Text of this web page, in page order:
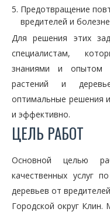
Предотвращение
вредителей и
Для решения этих
специалистам,
знаниями и опытом
растений и
оптимальные решения
и эффективно.
ЦЕЛЬ РАБОТ
Основной целью
качественных услуг
деревьев от
Городской округ